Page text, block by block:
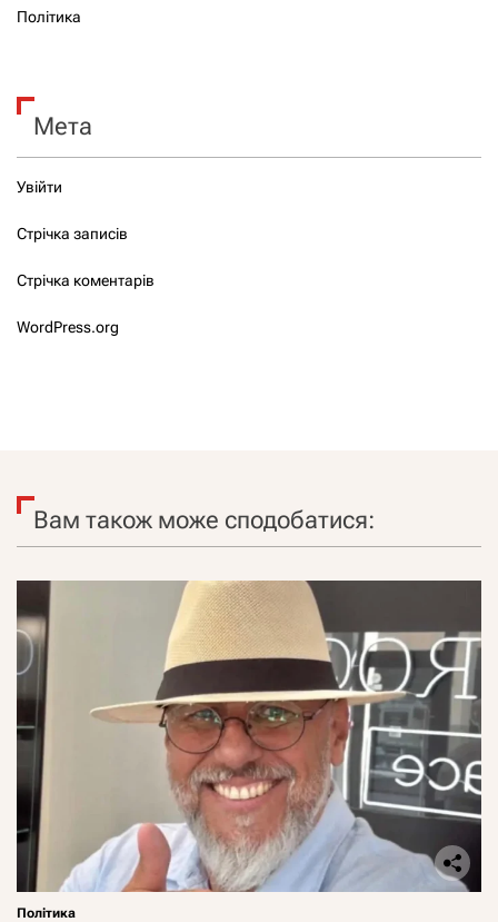
Політика
Мета
Увійти
Стрічка записів
Стрічка коментарів
WordPress.org
Вам також може сподобатися:
Політика